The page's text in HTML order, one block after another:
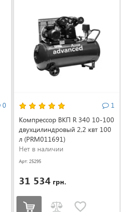
0
1
Компрессор ВКП R 340 10-100
двухцилиндровый 2,2 квт 100
л (PRM011691)
Нет в наличии
Арт: 25295
31 534 грн.